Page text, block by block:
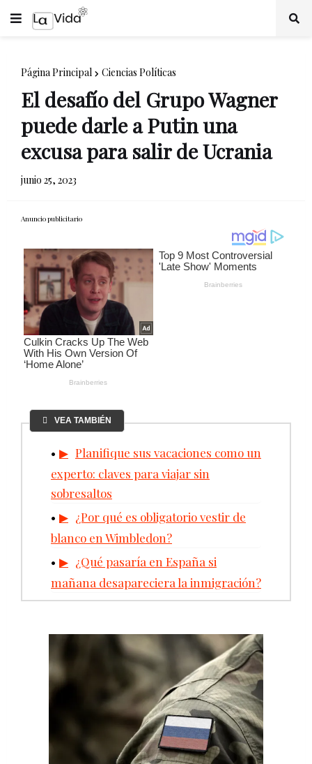
Página Principal Ciencias Políticas
El desafío del Grupo Wagner
puede darle a Putin una
excusa para salir de Ucrania
junio 25, 2023
Anuncio publicitario
VEA TAMBIÉN
Planifique sus vacaciones como un
experto: claves para viajar sin
sobresaltos
¿Por qué es obligatorio vestir de
blanco en Wimbledon?
¿Qué pasaría en España si
mañana desapareciera la inmigración?